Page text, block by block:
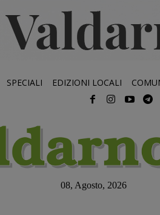
SPECIALI EDIZIONI LOCALI
08, Agosto, 2026